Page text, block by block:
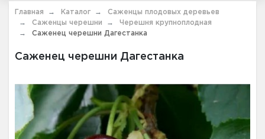
Главная Каталог
Саженцы плодовых деревьев
Саженцы черешни
Черешня крупноплодная
Саженец черешни Дагестанка
Саженец черешни Дагестанка